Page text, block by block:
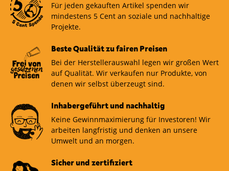
Für jeden gekauften Artikel spenden wir
mindestens 5 Cent an soziale und nachhaltige
Projekte.
Beste Qualität zu fairen Preisen
Bei der Herstellerauswahl legen wir großen Wert
auf Qualität. Wir verkaufen nur Produkte, von
denen wir selbst überzeugt sind.
Inhabergeführt und nachhaltig
Keine Gewinnmaximierung für Investoren! Wir
arbeiten langfristig und denken an unsere
Umwelt und an morgen.
Sicher und zertifiziert